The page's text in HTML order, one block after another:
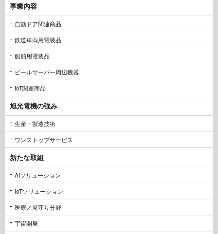
事業内容
自動ドア関連商品
鉄道車両用電装品
船舶用電装品
ビールサーバー周辺機器
IoT関連商品
旭光電機の強み
生産・製造技術
ワンストップサービス
新たな取組
AIソリューション
IoTソリューション
医療／見守り分野
宇宙開発